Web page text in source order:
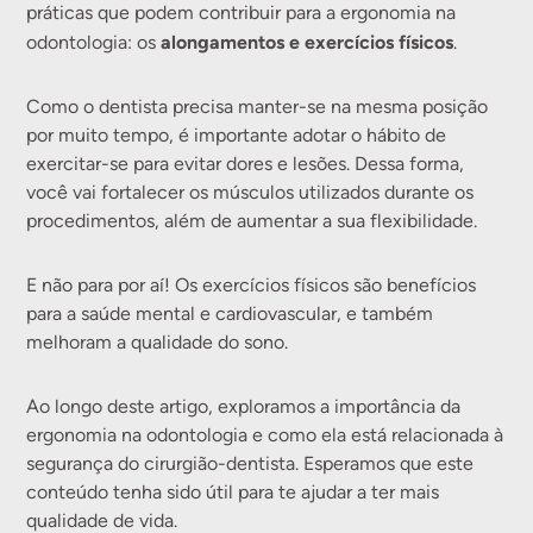
práticas que podem contribuir para a ergonomia na
odontologia: osalongamentos e exercícios físicos.
Como o dentista precisa manter-se na mesma posição
por muito tempo, é importante adotar o hábito de
exercitar-se para evitar dores e lesões. Dessa forma,
você vai fortalecer os músculos utilizados durante os
procedimentos, além de aumentar a sua flexibilidade.
E não para por aí! Os exercícios físicos são benefícios
para a saúde mental e cardiovascular, e também
melhoram a qualidade do sono.
Ao longo deste artigo, exploramos a importância da
ergonomia na odontologia e como ela está relacionada à
segurança do cirurgião-dentista. Esperamos que este
conteúdo tenha sido útil para te ajudar a ter mais
qualidade de vida.